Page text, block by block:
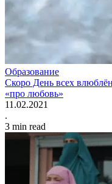
Образование
Скоро День всех
«про любовь»
11.02.2021
.
3 min read